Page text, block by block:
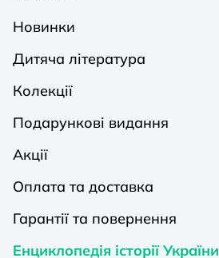
Новинки
Дитяча література
Колекції
Подарункові видання
Акції
Оплата та доставка
Гарантії та повернення
Енциклопедія історії України